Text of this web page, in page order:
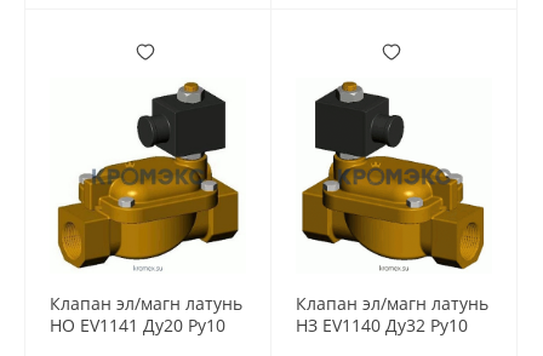
Клапан эл/магн латунь
НО EV1141 Ду20 Ру10
Клапан эл/магн латунь
НЗ EV1140 Ду32 Ру10